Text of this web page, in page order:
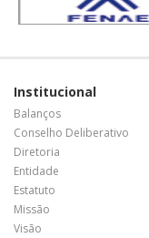
Institucional
Balanços
Conselho Deliberativo
Diretoria
Entidade
Estatuto
Missão
Visão